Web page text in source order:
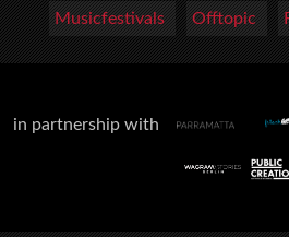
Musicfestivals Offtopic
in partnership with